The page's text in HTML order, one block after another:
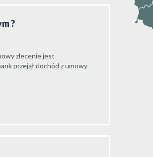
?
zlecenie jest
przejął dochód z umowy